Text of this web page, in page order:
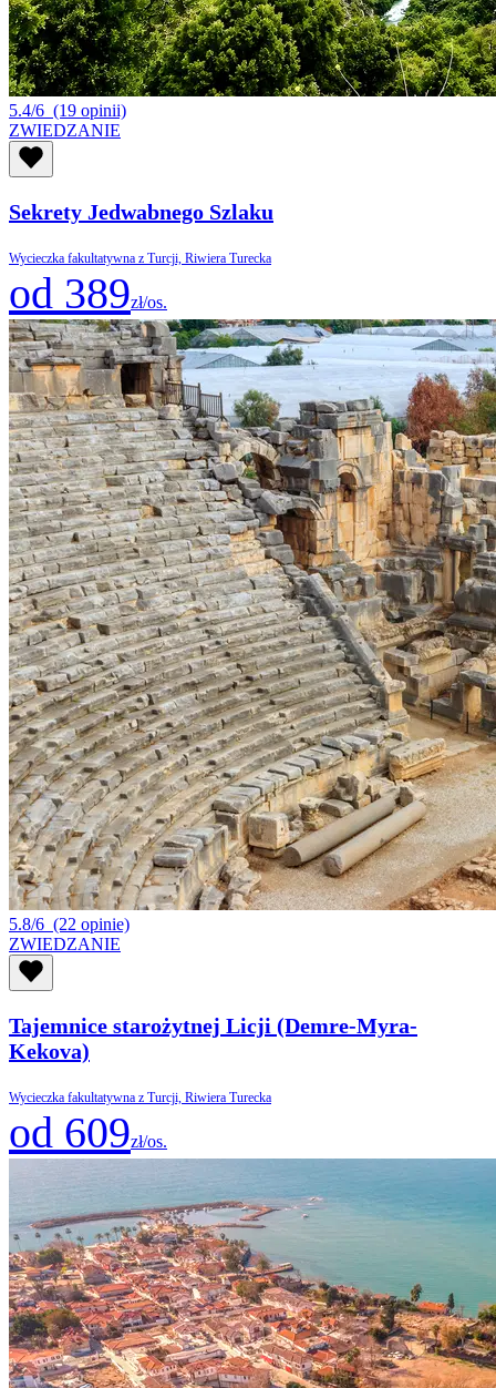
5.4/6 (19 opinii)
ZWIEDZANIE
Sekrety Jedwabnego Szlaku
Wycieczka fakultatywna z Turcji, Riwiera Turecka
od 389zł/os.
5.8/6 (22 opinie)
ZWIEDZANIE
Tajemnice starożytnej Licji (Demre-Myra-
Kekova)
Wycieczka fakultatywna z Turcji, Riwiera Turecka
od 609zł/os.